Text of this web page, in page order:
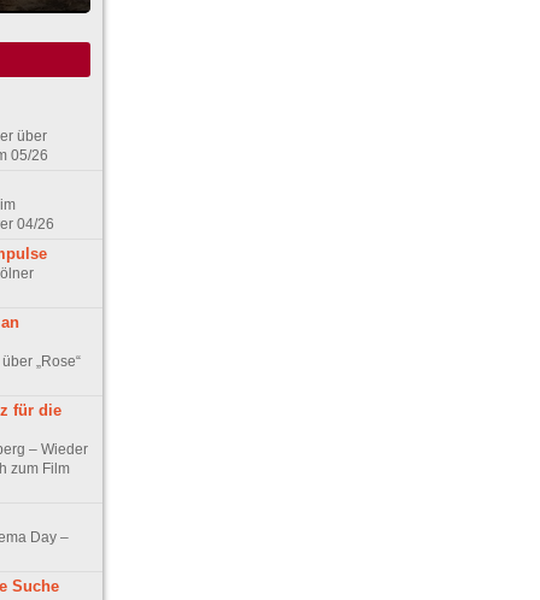
über
05/26
04/26
„Rose“
für die
– Wieder
zum Film
Day –
Suche